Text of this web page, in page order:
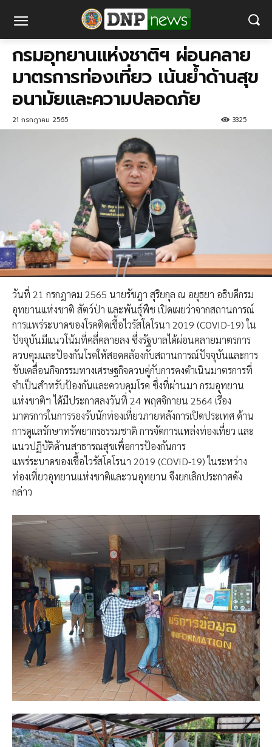
กรม​อุทยาน​​แห่งชาติฯ ผ่อนคลาย
มาตรการท่องเที่ยว เน้นย้ำด้านสุข
อนามัยและความปลอดภัย
21 กรกฎาคม 2565 3325
วันที่ 21 กรกฎาคม​ 2565 นายรัชฎา สุริยกุล ณ อยุธยา อธิบดีกรม
อุทยานแห่งชาติ สัตว์ป่า และพันธุ์พืช เปิดเผย​ว่าจากสถานการณ์
การแพร่ระบาดของโรคติดเชื้อไวรัสโคโรนา 2019 (COVID-19) ใน
ปัจจุบันมีแนวโน้มที่คลี่คลายลง ซึ่งรัฐบาลได้ผ่อนคลายมาตรการ
ควบคุมและป้องกันโรคให้สอดคล้องกับสถานการณ์ปัจจุบันและการ
ขับเคลื่อนกิจกรรมทางเศรษฐกิจควบคู่กับการคงดำเนินมาตรการที่
จำเป็นสำหรับป้องกันและควบคุมโรค ซึ่งที่ผ่านมา กรมอุทยาน
แห่งชาติฯ ได้มีประกาศลงวันที่ 24 พฤศจิกายน 2564 เรื่อง
มาตรการในการรองรับนักท่องเที่ยวภายหลังการเปิดประเทศ ด้าน
การดูแลรักษาทรัพยากรธรรมชาติ การจัดการแหล่งท่องเที่ยว และ
แนวปฏิบัติด้านสาธารณสุขเพื่อการป้องกันการ
แพร่ระบาดของเชื้อไวรัสโคโรนา 2019 (COVID-19) ในระหว่าง
ท่องเที่ยวอุทยานแห่งชาติและวนอุทยาน จึงยกเลิกประกาศดัง
กล่าว